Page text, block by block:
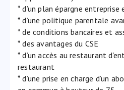
* d’un plan épargne entreprise
* d’une politique parentale
* de conditions bancaires et
* des avantages du CSE
* d’un accès au restaurant
restaurant
* d’une prise en charge d’un